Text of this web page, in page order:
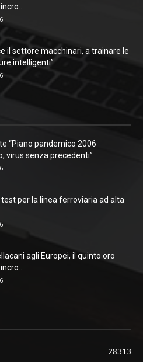
il settore macchinari, a trainare le
intelligenti”
“Piano pandemico 2006
virus senza precedenti”
test per la linea ferroviaria ad alta
agli Europei, il quinto oro
28313